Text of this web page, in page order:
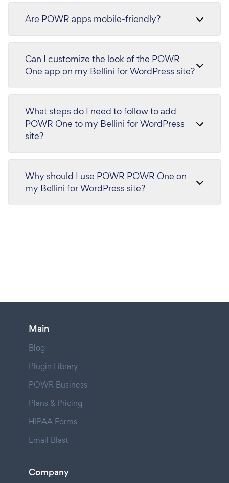
Are POWR apps mobile-friendly?
Can I customize the look of the POWR
One app on my Bellini for WordPress site?
What steps do I need to follow to add
POWR One to my Bellini for WordPress
site?
Why should I use POWR POWR One on
my Bellini for WordPress site?
Main
Blog
Plugin Library
POWR Business
Plans & Pricing
HIPAA Forms
Email Blast
Company